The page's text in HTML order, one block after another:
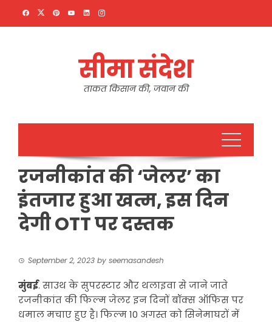
सीमा संदेश
ताकत किसान की, जवान की
रजनीकांत की ‘जेलर’ का
इंतजार हुआ खत्म, इस दिन
देगी OTT पर दस्तक
September 2, 2023 by seemasandesh
मुंबई. साउथ के सुपरस्टार और थलाइवा से जाने जाते
रजनीकांत की फिल्म जेलर इन दिनों बॉक्स ऑफिस पर
धमाल मचाए हुए है। फिल्म 10 अगस्त को सिनेमाघरों में